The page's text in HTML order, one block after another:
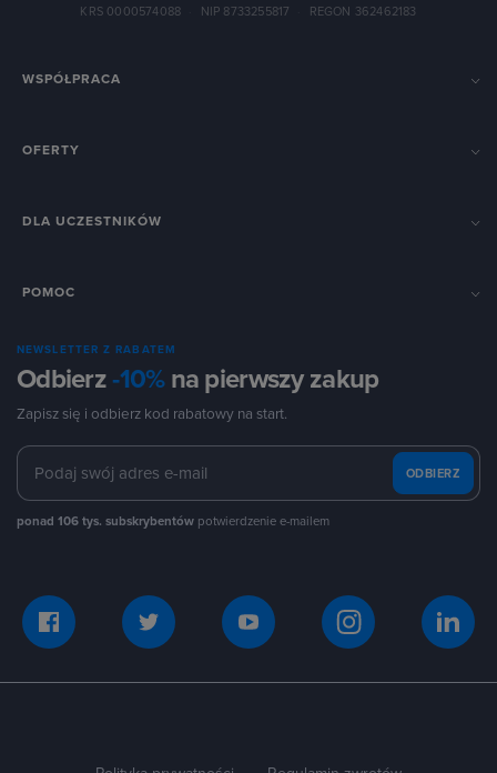
KRS 0000574088
NIP 8733255817 REGON 362462183
WSPÓŁPRACA
OFERTY
DLA UCZESTNIKÓW
POMOC
NEWSLETTER Z RABATEM
Odbierz-10%na pierwszy zakup
Zapisz się i odbierz kod rabatowy na start.
ODBIERZ
ponad 106 tys. subskrybentów potwierdzenie e-mailem